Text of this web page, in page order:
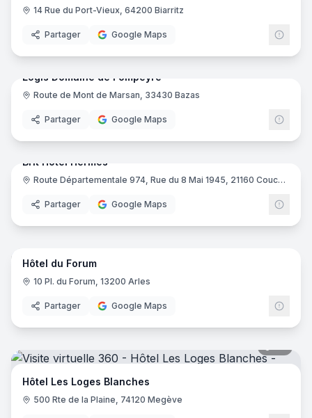
14 Rue du Port-Vieux, 64200 Biarritz
Partager Google Maps
64
Logis Domaine de Fompeyre
Route de Mont de Marsan, 33430 Bazas
Partager Google Maps
15
Brit Hotel Hermes
Route Départementale 974, Rue du 8 Mai 1945, 21160 Couchey
Partager Google Maps
16
Hôtel du Forum
10 Pl. du Forum, 13200 Arles
Partager Google Maps
Hôtel Les Loges Blanches
500 Rte de la Plaine, 74120 Megève